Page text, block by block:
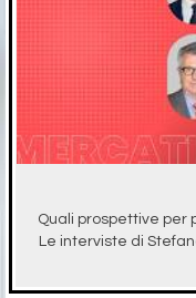
Quali prospettive per
Le interviste di